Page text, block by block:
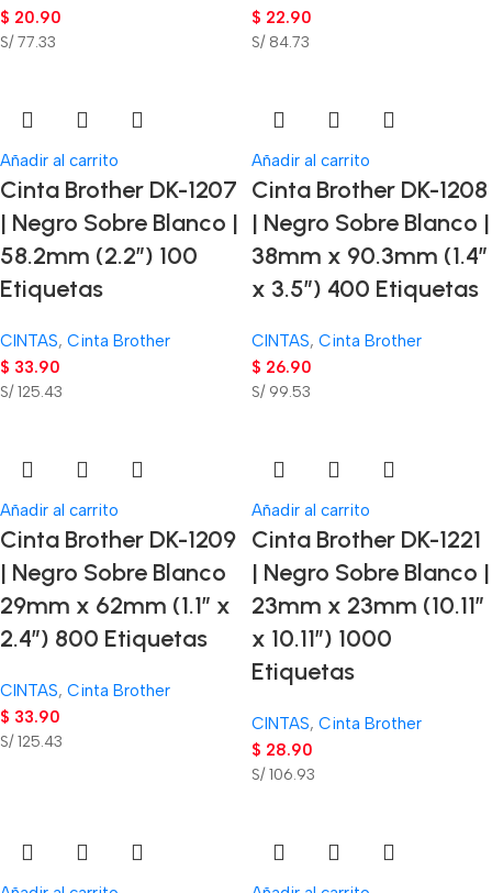
$ 20.90
S/ 77.33
$ 22.90
S/ 84.73
Añadir al carrito
Cinta Brother DK-1207
| Negro Sobre Blanco |
58.2mm (2.2″) 100
Etiquetas
CINTAS, Cinta Brother
$ 33.90
S/ 125.43
Añadir al carrito
Cinta Brother DK-1208
| Negro Sobre Blanco |
38mm x 90.3mm (1.4″
x 3.5″) 400 Etiquetas
CINTAS, Cinta Brother
$ 26.90
S/ 99.53
Añadir al carrito
Cinta Brother DK-1209
| Negro Sobre Blanco
29mm x 62mm (1.1″ x
2.4″) 800 Etiquetas
CINTAS, Cinta Brother
$ 33.90
S/ 125.43
Añadir al carrito
Cinta Brother DK-1221
| Negro Sobre Blanco |
23mm x 23mm (10.11″
x 10.11″) 1000
Etiquetas
CINTAS, Cinta Brother
$ 28.90
S/ 106.93